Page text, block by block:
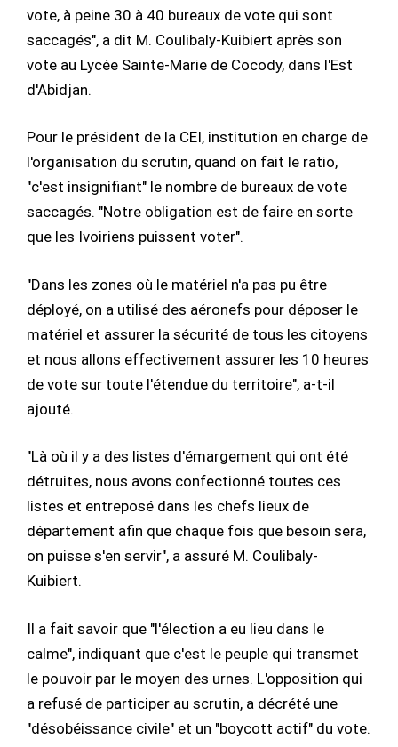
vote, à peine 30 à 40 bureaux de vote qui sont
saccagés", a dit M. Coulibaly-Kuibiert après son
vote au Lycée Sainte-Marie de Cocody, dans l'Est
d'Abidjan.
Pour le président de la CEI, institution en charge de
l'organisation du scrutin, quand on fait le ratio,
"c'est insignifiant" le nombre de bureaux de vote
saccagés. "Notre obligation est de faire en sorte
que les Ivoiriens puissent voter".
"Dans les zones où le matériel n'a pas pu être
déployé, on a utilisé des aéronefs pour déposer le
matériel et assurer la sécurité de tous les citoyens
et nous allons effectivement assurer les 10 heures
de vote sur toute l'étendue du territoire", a-t-il
ajouté.
"Là où il y a des listes d'émargement qui ont été
détruites, nous avons confectionné toutes ces
listes et entreposé dans les chefs lieux de
département afin que chaque fois que besoin sera,
on puisse s'en servir", a assuré M. Coulibaly-
Kuibiert.
Il a fait savoir que "l'élection a eu lieu dans le
calme", indiquant que c'est le peuple qui transmet
le pouvoir par le moyen des urnes. L'opposition qui
a refusé de participer au scrutin, a décrété une
"désobéissance civile" et un "boycott actif" du vote.